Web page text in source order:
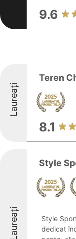
9.6
Laureați
Teren
8.1
Laureați
Style
Style
dedicat